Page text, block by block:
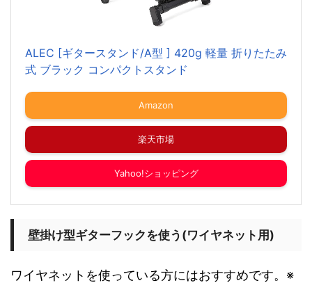
ALEC [ギタースタンド/A型 ] 420g 軽量 折りたたみ
式 ブラック コンパクトスタンド
Amazon
楽天市場
Yahoo!ショッピング
壁掛け型ギターフックを使う(ワイヤネット用)
ワイヤネットを使っている方にはおすすめです。※